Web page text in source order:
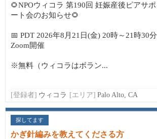
🌻NPOウィコラ 第190回 妊娠産後ピアサポ
ート会のお知らせ🌻
📅 PDT 2026年8月21日(金) 20時～21時30分
Zoom開催
※無料（ウィコラはボラン...
[登録者] ウィコラ [エリア] Palo Alto, CA
探してます
かぎ針編みを教えてくださる方